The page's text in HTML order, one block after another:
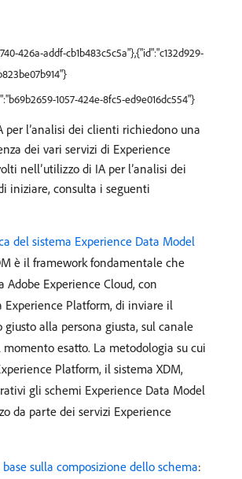
426a-addf-cb1b483c5c5a"},{"id":"c132d929-
1057-424e-8fc5-ed9e016dc554"}
per l’analisi dei clienti richiedono una
dei vari servizi di Experience
nell’utilizzo di IA per l’analisi dei
iniziare, consulta i seguenti
del sistema Experience Data Model
è il framework fondamentale che
Adobe Experience Cloud, con
Experience Platform, di inviare il
giusto alla persona giusta, sul canale
momento esatto. La metodologia su cui
Platform, il sistema XDM,
gli schemi Experience Data Model
da parte dei servizi Experience
sulla composizione dello schema: